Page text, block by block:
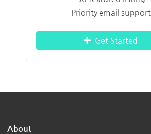
Priority email support
Get Started
About